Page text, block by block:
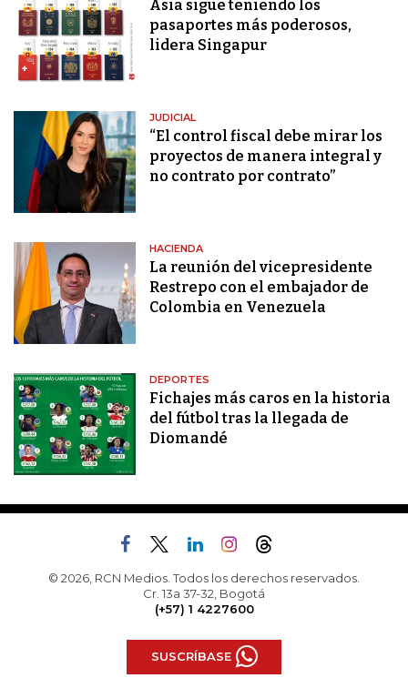
Asia sigue teniendo los
pasaportes más poderosos,
lidera Singapur
JUDICIAL
“El control fiscal debe mirar los
proyectos de manera integral y
no contrato por contrato”
HACIENDA
La reunión del vicepresidente
Restrepo con el embajador de
Colombia en Venezuela
DEPORTES
Fichajes más caros en la historia
del fútbol tras la llegada de
Diomandé
© 2026, RCN Medios. Todos los derechos reservados.
Cr. 13a 37-32, Bogotá
(+57) 1 4227600
SUSCRÍBASE